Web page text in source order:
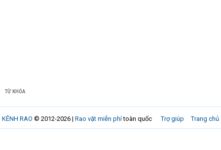
TỪ KHÓA
Trợ giúp Trang chủ
KÊNH RAO © 2012-2026 | Rao vặt miễn phítoàn quốc